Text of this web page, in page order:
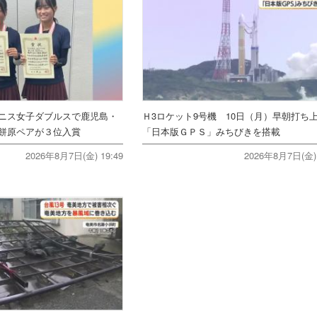
女子ダブルスで鹿児島・
原ペアが３位入賞
2026年8月7日(金) 19:49
Ｈ3ロケット9号機 10日（月）早朝打
「日本版ＧＰＳ」みちびきを搭載
2026年8月7日(金